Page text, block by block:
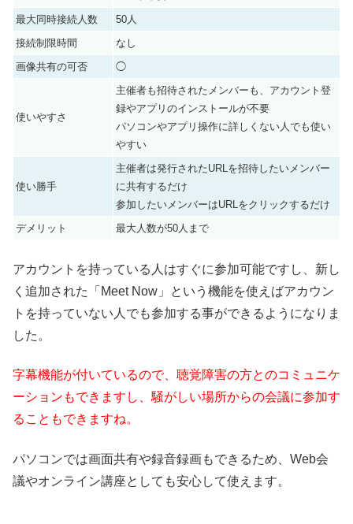
最大同時接続人数
50人
接続制限時間
なし
画像共有の可否
◯
使いやすさ
主催者も招待されたメンバーも、アカウント登
録やアプリのインストールが不要
パソコンやアプリ操作に詳しくない人でも使い
やすい
使い勝手
主催者は発行されたURLを招待したいメンバー
に共有するだけ
参加したいメンバーはURLをクリックするだけ
デメリット
最大人数が50人まで
アカウントを持っている人はすぐに参加可能ですし、新し
く追加された「Meet Now」という機能を使えばアカウン
トを持っていない人でも参加する事ができるようになりま
した。
字幕機能が付いているので、聴覚障害の方とのコミュニケ
ーションもできますし、騒がしい場所からの会議に参加す
ることもできますね。
パソコンでは画面共有や録音録画もできるため、Web会
議やオンライン講座としても安心して使えます。